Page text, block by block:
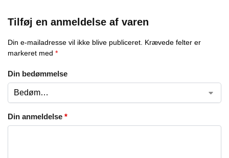
Tilføj en anmeldelse af varen
Din e-mailadresse vil ikke blive publiceret. Krævede felter er
markeret med *
Din bedømmelse
Din anmeldelse *